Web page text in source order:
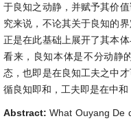
于良知之动静，并赋予其价
究来说，不论其关于良知的
正是在此基础上展开了其本
看来，良知本体是不分动静
态，也即是在良知工夫之中
循良知即和，工夫即是在中和
Abstract:What Ouyang De